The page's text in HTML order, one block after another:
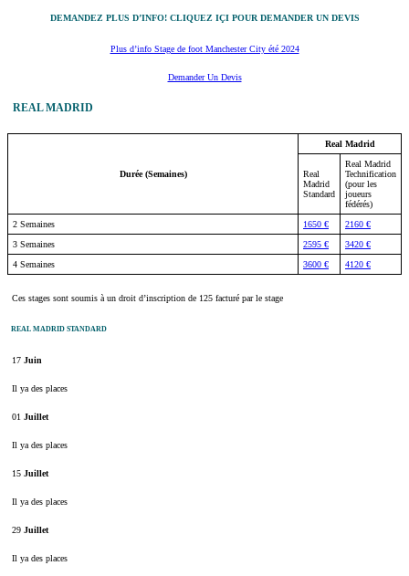
DEMANDEZ PLUS D’INFO! CLIQUEZ IÇI POUR DEMANDER UN DEVIS
Plus d’info Stage de foot Manchester City été 2024
Demander Un Devis
REAL MADRID
Durée (Semaines)
Real Madrid
Real
Madrid
Standard
Real Madrid
Technification
(pour les
joueurs
fédérés)
2 Semaines
1650 €
2160 €
3 Semaines
2595 €
3420 €
4 Semaines
3600 € 4120 €
Ces stages sont soumis à un droit d’inscription de 125 facturé par le stage
REAL MADRID STANDARD
17 Juin
Il ya des places
01 Juillet
Il ya des places
15 Juillet
Il ya des places
29 Juillet
Il ya des places